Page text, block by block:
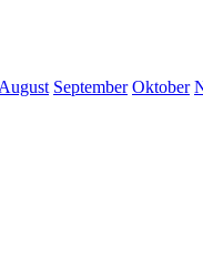
August September Oktober